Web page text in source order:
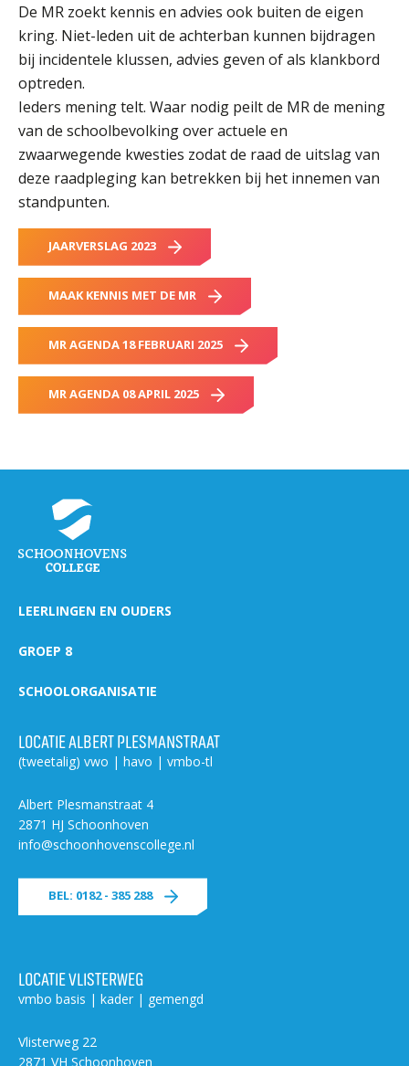
De MR zoekt kennis en advies ook buiten de eigen
kring. Niet-leden uit de achterban kunnen bijdragen
bij incidentele klussen, advies geven of als klankbord
optreden.
Ieders mening telt. Waar nodig peilt de MR de mening
van de schoolbevolking over actuele en
zwaarwegende kwesties zodat de raad de uitslag van
deze raadpleging kan betrekken bij het innemen van
standpunten.
JAARVERSLAG 2023
MAAK KENNIS MET DE MR
MR AGENDA 18 FEBRUARI 2025
MR AGENDA 08 APRIL 2025
LEERLINGEN EN OUDERS
GROEP 8
SCHOOLORGANISATIE
LOCATIE ALBERT PLESMANSTRAAT
(tweetalig) vwo | havo | vmbo-tl
Albert Plesmanstraat 4
2871 HJ Schoonhoven
info@schoonhovenscollege.nl
BEL: 0182 - 385 288
LOCATIE VLISTERWEG
vmbo basis | kader | gemengd
Vlisterweg 22
2871 VH Schoonhoven